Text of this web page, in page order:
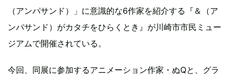
（アンパサンド）」に意識的な6作家を紹介する『＆（ア
ンパサンド）がカタチをひらくとき』が川崎市市民ミュー
ジアムで開催されている。
今回、同展に参加するアニメーション作家・ぬQと、グラ